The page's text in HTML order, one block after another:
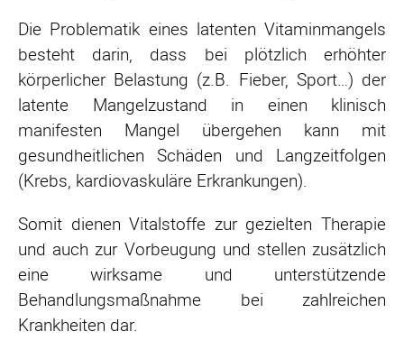
Die Problematik eines latenten Vitaminmangels
besteht darin, dass bei plötzlich erhöhter
körperlicher Belastung (z.B. Fieber, Sport…) der
latente Mangelzustand in einen klinisch
manifesten Mangel übergehen kann mit
gesundheitlichen Schäden und Langzeitfolgen
(Krebs, kardiovaskuläre Erkrankungen).
Somit dienen Vitalstoffe zur gezielten Therapie
und auch zur Vorbeugung und stellen zusätzlich
eine wirksame und unterstützende
Behandlungsmaßnahme bei zahlreichen
Krankheiten dar.